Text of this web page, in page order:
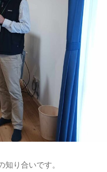
り合いです。